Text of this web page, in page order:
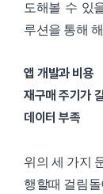
도해볼 수 있
루션을 통해
앱 개발과 비용
재구매 주기가
데이터 부족
위의 세 가지
행할때 걸림